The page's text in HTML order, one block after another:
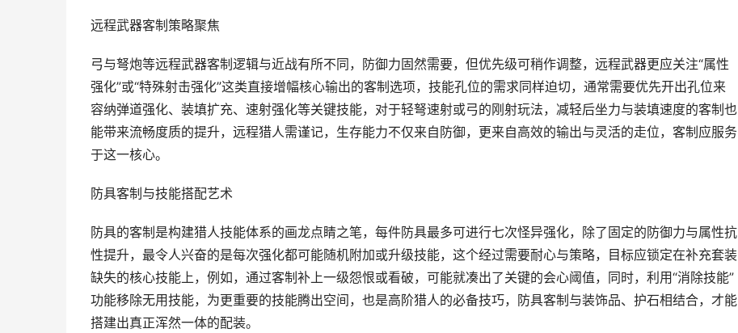
远程武器客制策略聚焦
弓与弩炮等远程武器客制逻辑与近战有所不同，防御力固然需要，但优先级可稍作调整，远程武器更应关注“属性
强化”或“特殊射击强化”这类直接增幅核心输出的客制选项，技能孔位的需求同样迫切，通常需要优先开出孔位来
容纳弹道强化、装填扩充、速射强化等关键技能，对于轻弩速射或弓的刚射玩法，减轻后坐力与装填速度的客制也
能带来流畅度质的提升，远程猎人需谨记，生存能力不仅来自防御，更来自高效的输出与灵活的走位，客制应服务
于这一核心。
防具客制与技能搭配艺术
防具的客制是构建猎人技能体系的画龙点睛之笔，每件防具最多可进行七次怪异强化，除了固定的防御力与属性抗
性提升，最令人兴奋的是每次强化都可能随机附加或升级技能，这个经过需要耐心与策略，目标应锁定在补充套装
缺失的核心技能上，例如，通过客制补上一级怨恨或看破，可能就凑出了关键的会心阈值，同时，利用“消除技能”
功能移除无用技能，为更重要的技能腾出空间，也是高阶猎人的必备技巧，防具客制与装饰品、护石相结合，才能
搭建出真正浑然一体的配装。